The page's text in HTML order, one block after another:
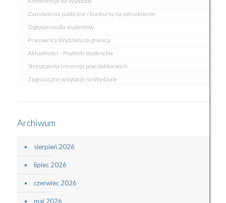
Zamówienia publiczne / konkursy na zatrudnienie
Ogłoszenia dla studentów
Pracownicy Wydziału za granicą
Aktualności – Praktyki studenckie
Streszczenia i recenzje prac doktorskich
Zagraniczne wizytacje na Wydziale
Archiwum
sierpień 2026
lipiec 2026
czerwiec 2026
maj 2026